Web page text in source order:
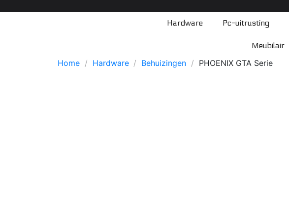
Hardware Pc-uitrusting
Meubilair
Home Hardware Behuizingen PHOENIX GTA Serie